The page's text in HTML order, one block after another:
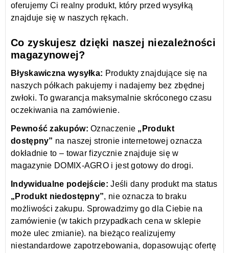
oferujemy Ci realny produkt, który przed wysyłką
znajduje się w naszych rękach.
Co zyskujesz dzięki naszej niezależności
magazynowej?
Błyskawiczna wysyłka: Produkty znajdujące się na
naszych półkach pakujemy i nadajemy bez zbędnej
zwłoki. To gwarancja maksymalnie skróconego czasu
oczekiwania na zamówienie.
Pewność zakupów: Oznaczenie „Produkt
dostępny” na naszej stronie internetowej oznacza
dokładnie to – towar fizycznie znajduje się w
magazynie DOMIX-AGRO i jest gotowy do drogi.
Indywidualne podejście: Jeśli dany produkt ma status
„Produkt niedostępny”, nie oznacza to braku
możliwości zakupu. Sprowadzimy go dla Ciebie na
zamówienie (w takich przypadkach cena w sklepie
może ulec zmianie). na bieżąco realizujemy
niestandardowe zapotrzebowania, dopasowując ofertę